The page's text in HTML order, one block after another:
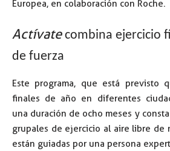
Europea, en colaboración con Roche.
Actívatecombina ejercicio
de fuerza
Este programa, que está previsto
finales de año en diferentes
una duración de ocho meses y
grupales de ejercicio al aire libre de
están guiadas por una persona